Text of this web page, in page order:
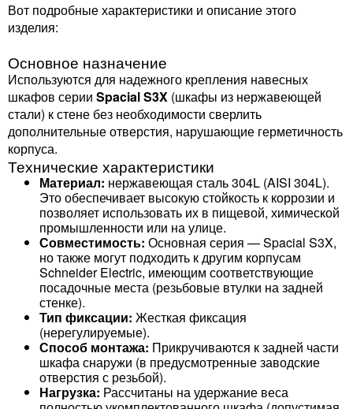
Вот подробные характеристики и описание этого
изделия:
Основное назначение
Используются для надежного крепления навесных
шкафов серии Spacial S3X (шкафы из нержавеющей
стали) к стене без необходимости сверлить
дополнительные отверстия, нарушающие герметичность
корпуса.
Технические характеристики
Материал: нержавеющая сталь 304L (AISI 304L).
Это обеспечивает высокую стойкость к коррозии и
позволяет использовать их в пищевой, химической
промышленности или на улице.
Совместимость: Основная серия — Spacial S3X,
но также могут подходить к другим корпусам
Schneider Electric, имеющим соответствующие
посадочные места (резьбовые втулки на задней
стенке).
Тип фиксации: Жесткая фиксация
(нерегулируемые).
Способ монтажа: Прикручиваются к задней части
шкафа снаружи (в предусмотренные заводские
отверстия с резьбой).
Нагрузка: Рассчитаны на удержание веса